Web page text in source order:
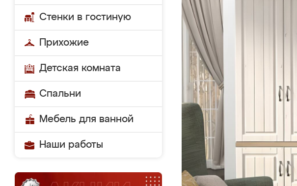
Стенки в гостиную
Прихожие
Детская комната
Спальни
Мебель для ванной
Наши работы